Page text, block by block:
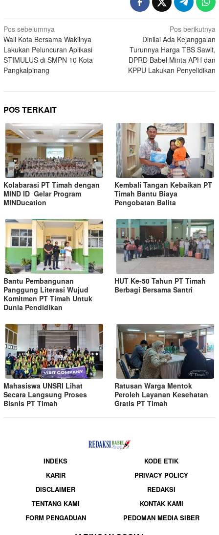
Pos sebelumnya
Wali Kota Bersama Wakilnya
Lakukan Peluncuran Aplikasi
STIMULUS di SMPN 10 Kota
Pangkalpinang
Pos berikutnya
Dinilai Ada Kejanggalan
Turunnya Harga TBS Sawit,
DPRD Babel Minta APH dan
KPPU Lakukan Penyelidikan
POS TERKAIT
Kolabarasi PT Timah dengan
MIND ID Gelar Program
MINDucation
Kembali Tangan Kebaikan PT
Timah Bantu Biaya
Pengobatan Balita
Bantu Pembangunan
Panggung Literasi Wujud
Komitmen PT Timah Untuk
Dunia Pendidikan
HUT Ke-50 Tahun PT Timah
Berbagi Bersama Santri
Mahasiswa UNSRI Lihat
Secara Langsung Proses
Bisnis PT Timah
Ratusan Warga Mentok
Peroleh Layanan Kesehatan
Gratis PT Timah
INDEKS
KODE ETIK
KARIR
PRIVACY POLICY
DISCLAIMER
REDAKSI
TENTANG KAMI
KONTAK KAMI
FORM PENGADUAN
PEDOMAN MEDIA SIBER